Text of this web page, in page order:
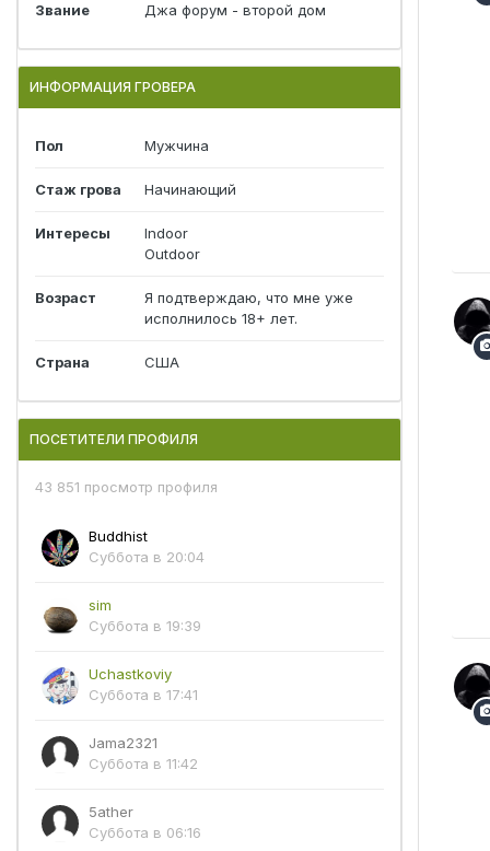
Звание Джа форум - второй дом
ИНФОРМАЦИЯ ГРОВЕРА
Пол Мужчина
Стаж грова Начинающий
Интересы
Indoor
Outdoor
Возраст
Я подтверждаю, что мне уже
исполнилось 18+ лет.
Страна США
ПОСЕТИТЕЛИ ПРОФИЛЯ
43 851 просмотр профиля
Buddhist
Суббота в 20:04
sim
Суббота в 19:39
Uchastkoviy
Суббота в 17:41
Jama2321
Суббота в 11:42
5ather
Суббота в 06:16